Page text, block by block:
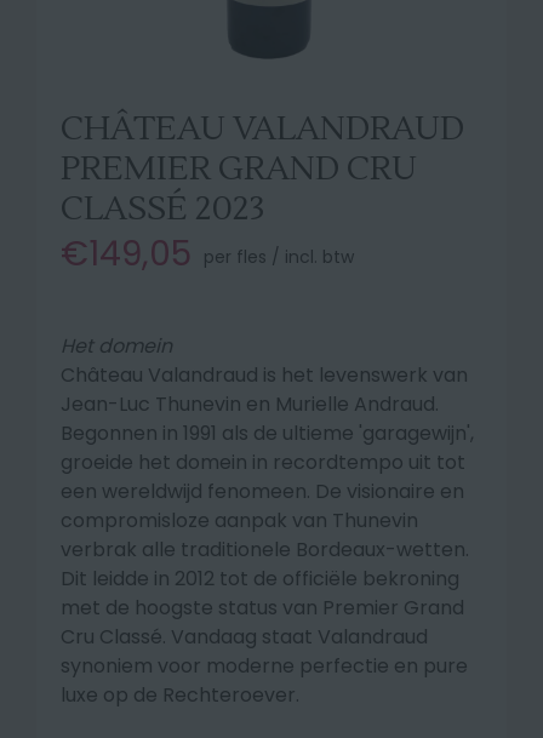
CHÂTEAU VALANDRAUD
PREMIER GRAND CRU
CLASSÉ 2023
€149,05 per fles / incl. btw
Het domein
Château Valandraud is het levenswerk van
Jean-Luc Thunevin en Murielle Andraud.
Begonnen in 1991 als de ultieme 'garagewijn',
groeide het domein in recordtempo uit tot
een wereldwijd fenomeen. De visionaire en
compromisloze aanpak van Thunevin
verbrak alle traditionele Bordeaux-wetten.
Dit leidde in 2012 tot de officiële bekroning
met de hoogste status van Premier Grand
Cru Classé. Vandaag staat Valandraud
synoniem voor moderne perfectie en pure
luxe op de Rechteroever.